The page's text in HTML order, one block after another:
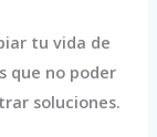
tu vida de
que no poder
soluciones.